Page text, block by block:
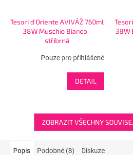
Tesori d'Oriente AVIVÁŽ 760ml
38W Muschio Bianco -
stříbrná
Pouze pro přihlášené
DETAIL
38W
ZOBRAZIT VŠECHNY
Popis Podobné (8) Diskuze